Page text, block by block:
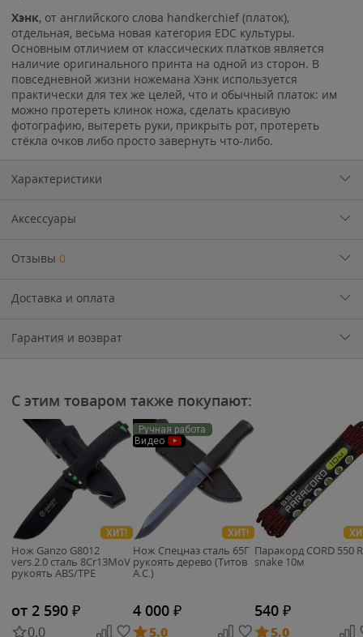
Хэнк, от английского слова handkerchief (платок),
отдельная, весьма новая категория EDC культуры.
Основным отличием от классических платков является
наличие оригинального принта на одной из сторон. В
повседневной жизни ножемана Хэнк используется
практически для тех же целей, что и обычный платок: им
можно протереть клинок ножа, сделать красивую
фотографию, вытереть руки, прикрыть рот, протереть
стёкла очков либо просто завернуть что-либо.
Характеристики
Аксессуары
Отзывы 0
Доставка и оплата
Гарантия и возврат
С этим товаром также покупают:
ХИТ!
Нож Ganzo G8012
vers.2.0 cталь 8Cr13MoV
рукоять ABS/TPE
от 2 590 ₽
0.0
Ручная работа
Видео
ХИТ!
Нож Спецназ сталь 65Г
рукоять дерево (Титов
А.С.)
4 000 ₽
5.0
Паракорд CORD 550
snake 10м
540 ₽
5.0